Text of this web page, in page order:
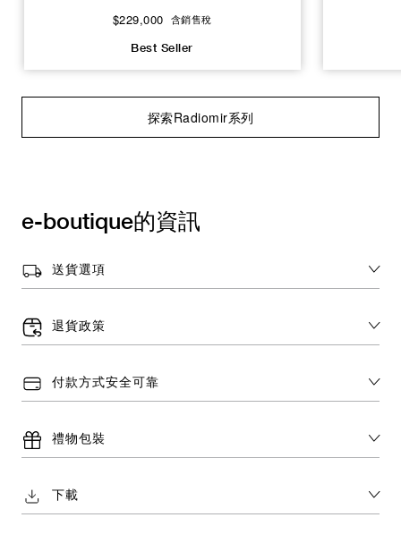
$229,000 含銷售稅
Best Seller
探索Radiomir系列
e-boutique的資訊
送貨選項
退貨政策
付款方式安全可靠
禮物包裝
下載